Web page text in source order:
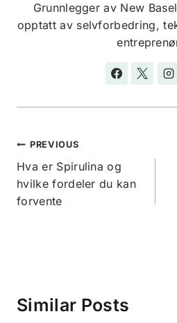
Grunnlegger av New
opptatt av selvforbedring,
Innleggsnavigasjon
PREVIOUS
Hva er Spirulina og
hvilke fordeler du kan
forvente
Similar Posts